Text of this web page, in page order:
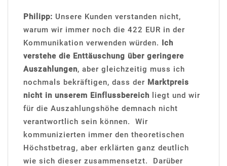
Philipp: Unsere Kunden verstanden nicht,
warum wir immer noch die 422 EUR in der
Kommunikation verwenden würden. Ich
verstehe die Enttäuschung über geringere
Auszahlungen, aber gleichzeitig muss ich
nochmals bekräftigen, dass der Marktpreis
nicht in unserem Einflussbereich
liegt und wir
für die Auszahlungshöhe demnach nicht
verantwortlich sein können. Wir
kommunizierten immer den theoretischen
Höchstbetrag, aber erklärten ganz deutlich
wie sich dieser zusammensetzt. Darüber